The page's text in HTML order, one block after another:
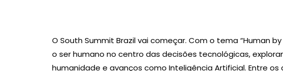
O South Summit Brazil vai começar. Com o tema “Human
o ser humano no centro das decisões tecnológicas,
humanidade e avanços como Inteligência Artificial. Entre